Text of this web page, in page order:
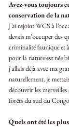
Avez-vous toujours
conservation de la
J’ai rejoint WCS à
devais m'occuper des
criminalité faunique et
pour la nature est née
j'allais déjà avec ma
naturellement, je
découvrir les
forêts du sud du
Quels ont été les